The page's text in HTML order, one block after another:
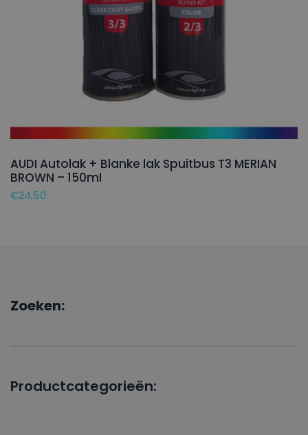
AUDI Autolak + Blanke lak Spuitbus T3 MERIAN
BROWN – 150ml
€24,50
Zoeken:
Productcategorieën: